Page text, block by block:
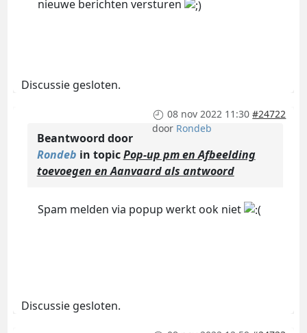
nieuwe berichten versturen
Discussie gesloten.
08 nov 2022 11:30 #24722
door Rondeb
Beantwoord door
Rondeb in topicPop-up pm en Afbeelding
toevoegen en Aanvaard als antwoord
Spam melden via popup werkt ook niet
Discussie gesloten.